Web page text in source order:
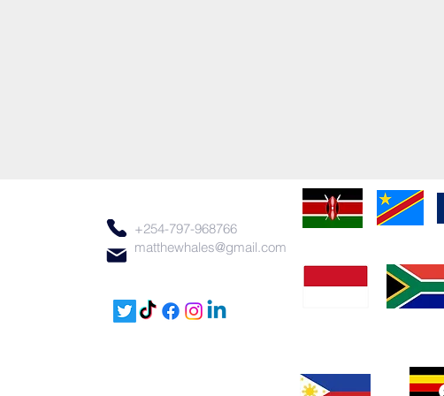
+254-797-968766
matthewhales@gmail.com